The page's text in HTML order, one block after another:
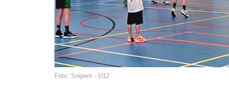
Foto: Snipers - U12